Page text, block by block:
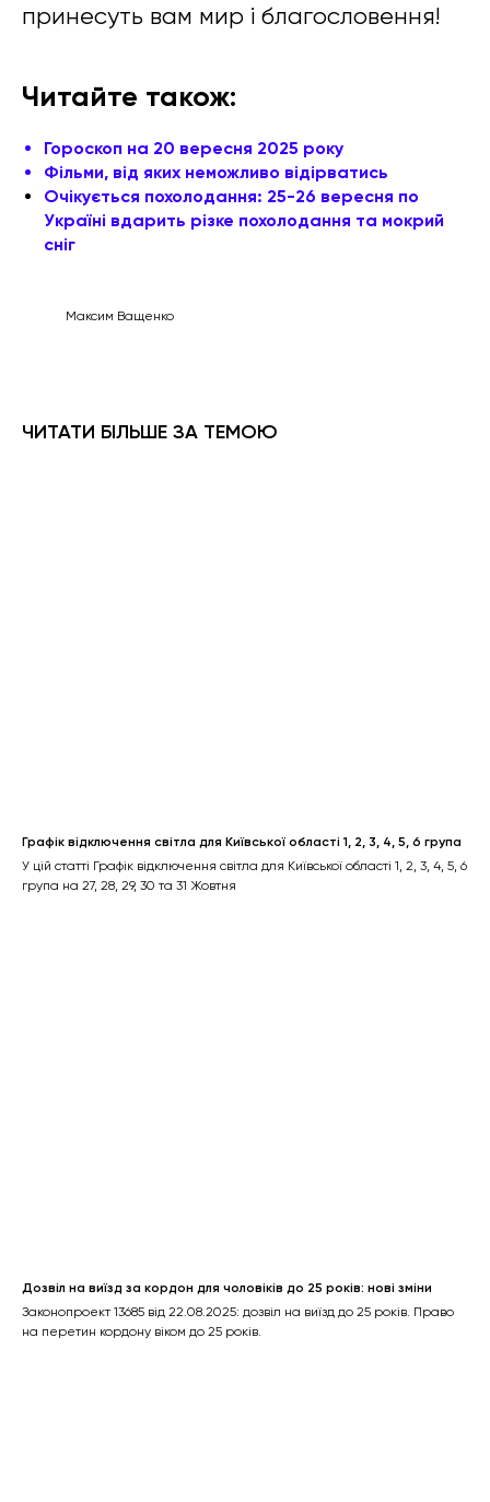
принесуть вам мир і благословення!
Читайте також:
Гороскоп на 20 вересня 2025 року
Фільми, від яких неможливо відірватись
Очікується похолодання: 25-26 вересня по
Україні вдарить різке похолодання та мокрий
сніг
Максим Ващенко
ЧИТАТИ БІЛЬШЕ ЗА ТЕМОЮ
Графік відключення світла для Київської області 1, 2, 3, 4, 5, 6 група
У цій статті Графік відключення світла для Київської області 1, 2, 3, 4, 5, 6
група на 27, 28, 29, 30 та 31 Жовтня
Дозвіл на виїзд за кордон для чоловіків до 25 років: нові зміни
Законопроект 13685 від 22.08.2025: дозвіл на виїзд до 25 років. Право
на перетин кордону віком до 25 років.